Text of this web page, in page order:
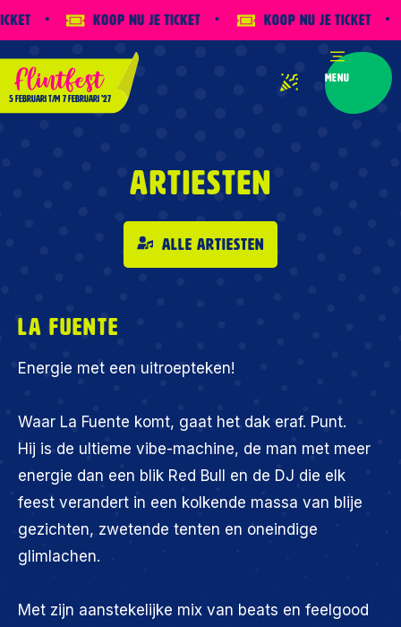
Koop nu je ticket Koop nu je ticket
5 februari t/m 7 februari '27
Menu
Artiesten
Alle artiesten
La Fuente
Energie met een uitroepteken!
Waar La Fuente komt, gaat het dak eraf. Punt.
Hij is de ultieme vibe-machine, de man met meer
energie dan een blik Red Bull en de DJ die elk
feest verandert in een kolkende massa van blije
gezichten, zwetende tenten en oneindige
glimlachen.
Met zijn aanstekelijke mix van beats en feelgood